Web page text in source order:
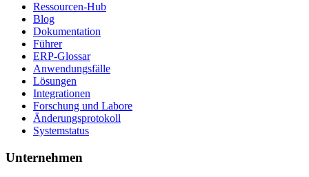
Ressourcen-Hub
Blog
Dokumentation
Führer
ERP-Glossar
Anwendungsfälle
Lösungen
Integrationen
Forschung und Labore
Änderungsprotokoll
Systemstatus
Unternehmen